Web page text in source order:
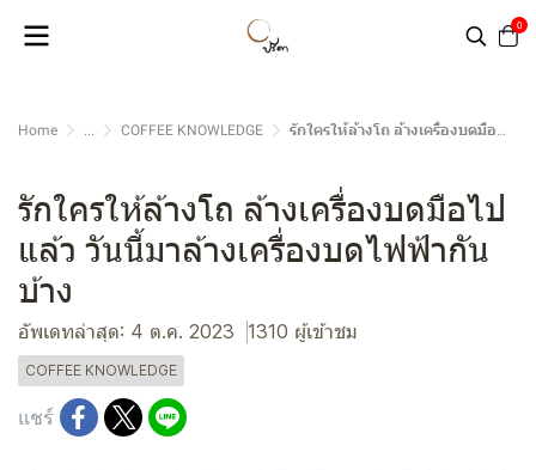
0
Home ... COFFEE KNOWLEDGE รักใครให้ล้างโถ ล้างเครื่องบดมือไปแล้ว วันนี้มาล้างเครื่องบดไฟฟ้ากันบ้าง
รักใครให้ล้างโถ ล้างเครื่องบดมือไป
แล้ว วันนี้มาล้างเครื่องบดไฟฟ้ากัน
บ้าง
อัพเดทล่าสุด: 4 ต.ค. 2023 1310 ผู้เข้าชม
COFFEE KNOWLEDGE
แชร์